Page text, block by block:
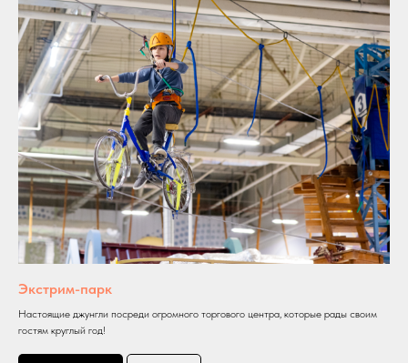
Экстрим-парк
Настоящие джунгли посреди огромного торгового центра, которые рады своим
гостям круглый год!